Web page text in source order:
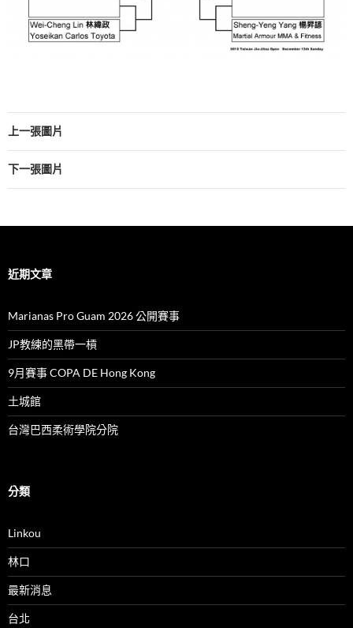
上一張圖片
下一張圖片
近期文章
Marianas Pro Guam 2026 公開賽事
JP教練的黑帶一槓
9月賽事 COPA DE Hong Kong
土城館
台灣巴西柔術學院分院
分類
Linkou
林口
最新消息
台北